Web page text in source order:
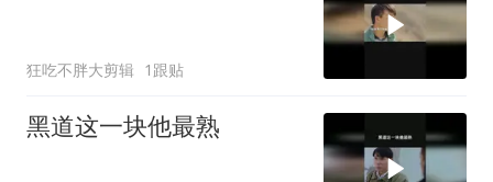
狂吃不胖大剪辑 1跟贴
黑道这一块他最熟